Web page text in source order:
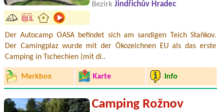
Bezirk Jindřichův Hradec
Der Autocamp OASA befindet sich am sandigen Teich Staňkov.
Der Camingplaz wurde mit der Ökozeichnen EU als das erste
Camping in Tschechien (mit di..
Merkbox Karte Info
Camping Rožnov